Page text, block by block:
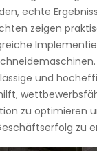
echte
zeigen
und
zu optimieren
zu